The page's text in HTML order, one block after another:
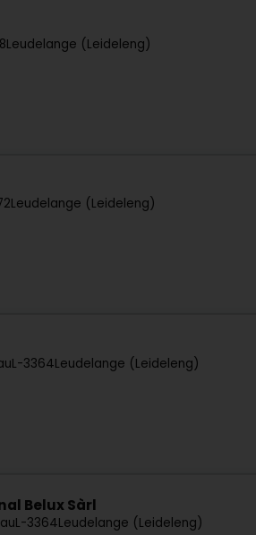
Leudelange (Leideleng)
Leudelange (Leideleng)
L-3364Leudelange (Leideleng)
Belux Sàrl
L-3364Leudelange (Leideleng)